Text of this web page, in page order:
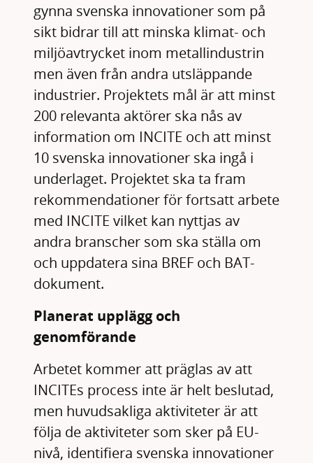
gynna svenska innovationer som på
sikt bidrar till att minska klimat- och
miljöavtrycket inom metallindustrin
men även från andra utsläppande
industrier. Projektets mål är att minst
200 relevanta aktörer ska nås av
information om INCITE och att minst
10 svenska innovationer ska ingå i
underlaget. Projektet ska ta fram
rekommendationer för fortsatt arbete
med INCITE vilket kan nyttjas av
andra branscher som ska ställa om
och uppdatera sina BREF och BAT-
dokument.
Planerat upplägg och
genomförande
Arbetet kommer att präglas av att
INCITEs process inte är helt beslutad,
men huvudsakliga aktiviteter är att
följa de aktiviteter som sker på EU-
nivå, identifiera svenska innovationer